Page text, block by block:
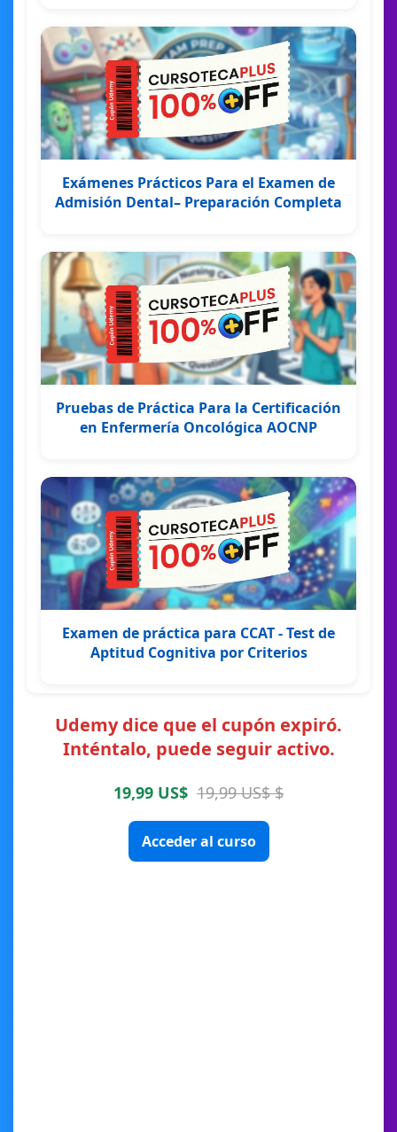
Exámenes Prácticos Para el Examen de
Admisión Dental– Preparación Completa
Pruebas de Práctica Para la Certificación
en Enfermería Oncológica AOCNP
Examen de práctica para CCAT - Test de
Aptitud Cognitiva por Criterios
Udemy dice que el cupón expiró.
Inténtalo, puede seguir activo.
19,99 US$ 19,99 US$ $
Acceder al curso